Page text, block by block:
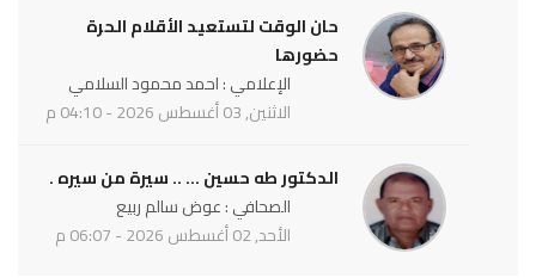
حان الوقت لتستعيد الأقلام الحرة
حضورها
الإعلامي : احمد محمود السلامي
الاثنين, 03 أغسطس 2026 - 04:10 م
الدكتور طه حسين ... .. سيرة من سيره .
الصحافي : عوض سالم ربيع
الأحد, 02 أغسطس 2026 - 06:07 م